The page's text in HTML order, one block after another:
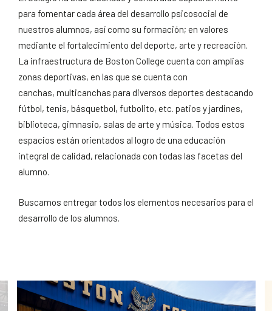
para fomentar cada área del desarrollo psicosocial de
nuestros alumnos, así como su formación; en valores
mediante el fortalecimiento del deporte, arte y recreación.
La infraestructura de Boston College cuenta con amplias
zonas deportivas, en las que se cuenta con
canchas, multicanchas para diversos deportes destacando
fútbol, tenis, básquetbol, futbolito, etc. patios y jardines,
biblioteca, gimnasio, salas de arte y música. Todos estos
espacios están orientados al logro de una educación
integral de calidad, relacionada con todas las facetas del
alumno.
Buscamos entregar todos los elementos necesarios para el
desarrollo de los alumnos.